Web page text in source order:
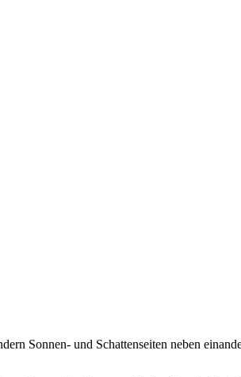
Sonnen- und Schattenseiten neben